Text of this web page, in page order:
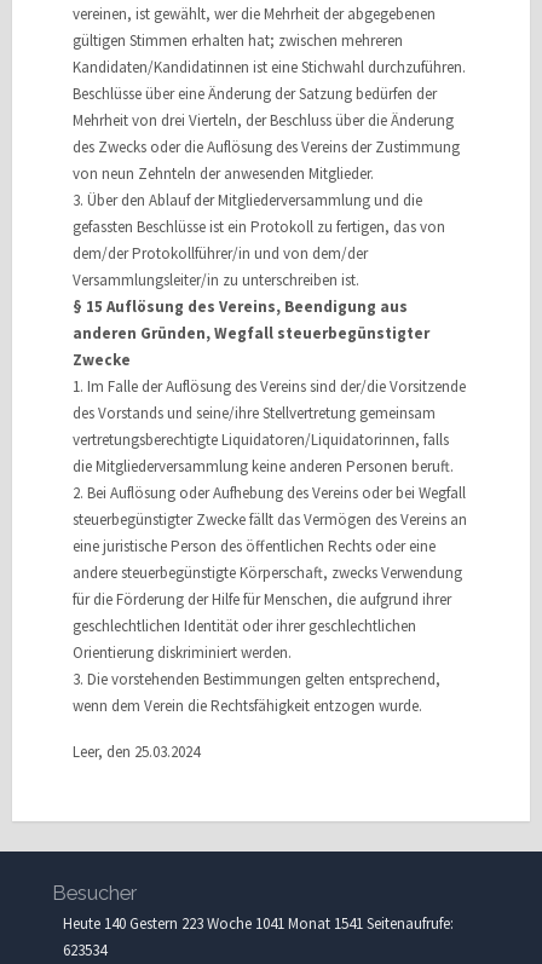
vereinen, ist gewählt, wer die Mehrheit der abgegebenen
gültigen Stimmen erhalten hat; zwischen mehreren
Kandidaten/Kandidatinnen ist eine Stichwahl durchzuführen.
Beschlüsse über eine Änderung der Satzung bedürfen der
Mehrheit von drei Vierteln, der Beschluss über die Änderung
des Zwecks oder die Auflösung des Vereins der Zustimmung
von neun Zehnteln der anwesenden Mitglieder.
3. Über den Ablauf der Mitgliederversammlung und die
gefassten Beschlüsse ist ein Protokoll zu fertigen, das von
dem/der Protokollführer/in und von dem/der
Versammlungsleiter/in zu unterschreiben ist.
§ 15 Auflösung des Vereins, Beendigung aus
anderen Gründen, Wegfall steuerbegünstigter
Zwecke
1. Im Falle der Auflösung des Vereins sind der/die Vorsitzende
des Vorstands und seine/ihre Stellvertretung gemeinsam
vertretungsberechtigte Liquidatoren/Liquidatorinnen, falls
die Mitgliederversammlung keine anderen Personen beruft.
2. Bei Auflösung oder Aufhebung des Vereins oder bei Wegfall
steuerbegünstigter Zwecke fällt das Vermögen des Vereins an
eine juristische Person des öffentlichen Rechts oder eine
andere steuerbegünstigte Körperschaft, zwecks Verwendung
für die Förderung der Hilfe für Menschen, die aufgrund ihrer
geschlechtlichen Identität oder ihrer geschlechtlichen
Orientierung diskriminiert werden.
3. Die vorstehenden Bestimmungen gelten entsprechend,
wenn dem Verein die Rechtsfähigkeit entzogen wurde.
Leer, den 25.03.2024
Besucher
Heute 140 Gestern 223 Woche 1041 Monat 1541 Seitenaufrufe:
623534